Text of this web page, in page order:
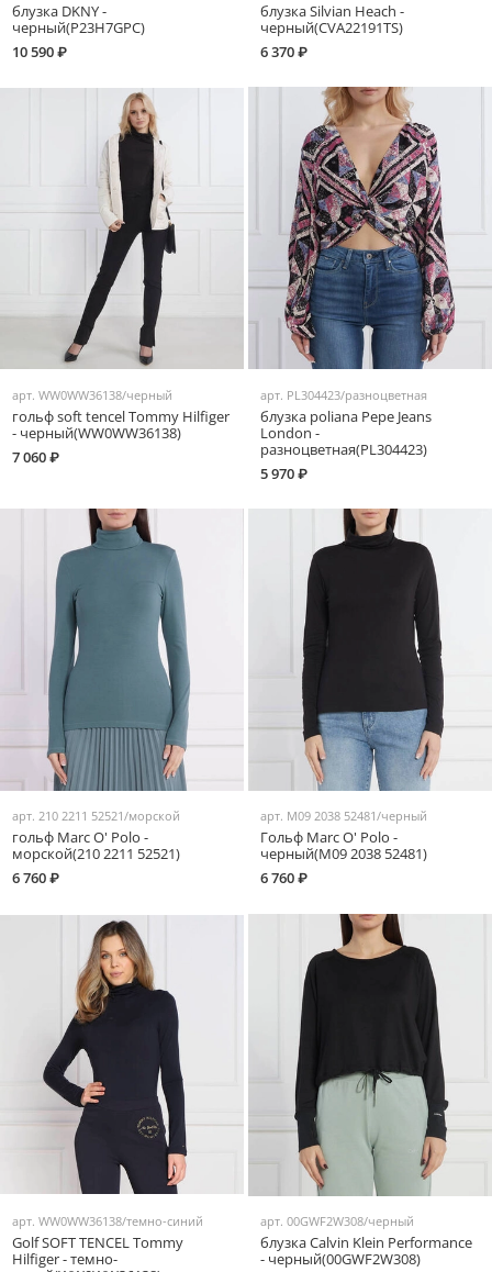
блузка DKNY -
черный(P23H7GPC)
10 590 ₽
блузка Silvian Heach -
черный(CVA22191TS)
6 370 ₽
арт.WW0WW36138/черный
гольф soft tencel Tommy Hilfiger
- черный(WW0WW36138)
7 060 ₽
арт. PL304423/разноцветная
блузка poliana Pepe Jeans
London -
разноцветная(PL304423)
5 970 ₽
арт.210 2211 52521/морской
гольф Marc O' Polo -
морской(210 2211 52521)
6 760 ₽
арт. M09 2038 52481/черный
Гольф Marc O' Polo -
черный(M09 2038 52481)
6 760 ₽
арт.WW0WW36138/темно-синий
Golf SOFT TENCEL Tommy
Hilfiger - темно-
арт. 00GWF2W308/черный
блузка Calvin Klein Performance
- черный(00GWF2W308)